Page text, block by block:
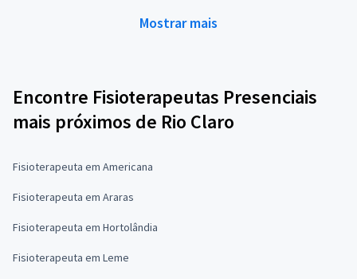
Mostrar mais
Encontre Fisioterapeutas Presenciais
mais próximos de Rio Claro
Fisioterapeuta em Americana
Fisioterapeuta em Araras
Fisioterapeuta em Hortolândia
Fisioterapeuta em Leme